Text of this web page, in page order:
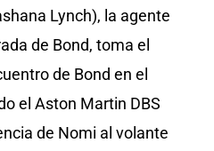
Lynch), la agente
de Bond, toma el
de Bond en el
el Aston Martin DBS
de Nomi al volante